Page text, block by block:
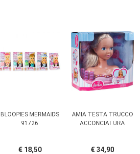
BLOOPIES MERMAIDS
91726
€ 18,50
AMIA TESTA TRUCCO
ACCONCIATURA
€ 34,90